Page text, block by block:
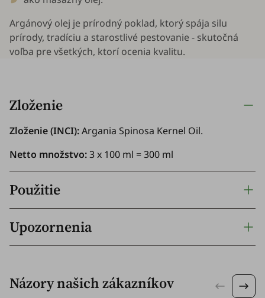
Argánový olej je prírodný poklad, ktorý spája silu
prírody, tradíciu a starostlivé pestovanie - skutočná
voľba pre všetkých, ktorí ocenia kvalitu.
Zloženie
Zloženie (INCI):Argania Spinosa Kernel Oil.
Netto množstvo:3 x 100 ml = 300 ml
Použitie
Upozornenia
Názory našich zákazníkov